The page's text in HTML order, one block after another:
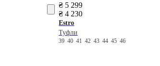
₴ 5 299
₴ 4 230
Estro
Туфли
3940414243444546